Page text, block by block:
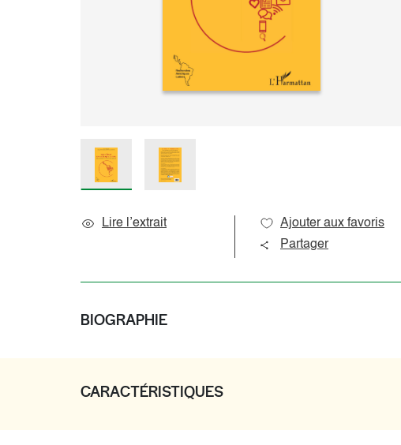
Lire l’extrait
Ajouter aux favoris
Partager
BIOGRAPHIE
CARACTÉRISTIQUES